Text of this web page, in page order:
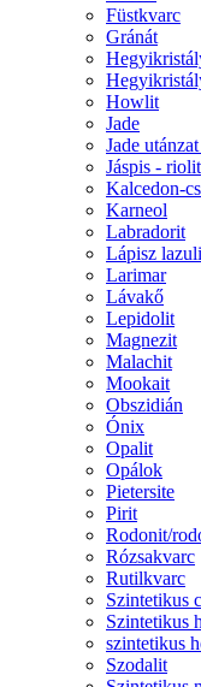
Füstkvarc
Gránát
Howlit
Jade
Jade
Jáspis - riolit
Kalcedon-
Karneol
Labradorit
Lápisz lazuli
Larimar
Lávakő
Lepidolit
Magnezit
Malachit
Mookait
Obszidián
Ónix
Opalit
Opálok
Pietersite
Pirit
Rodonit/
Rózsakvarc
Rutilkvarc
Szintetikus
Szintetikus
szintetikus
Szodalit